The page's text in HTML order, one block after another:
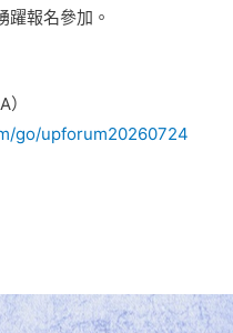
躍報名參加。
go/upforum20260724